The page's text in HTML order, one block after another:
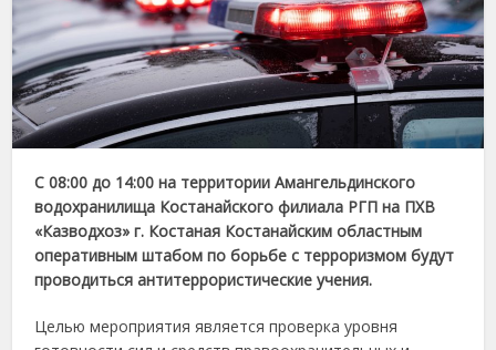
С 08:00 до 14:00 на территории Амангельдинского
водохранилища Костанайского филиала РГП на ПХВ
«Казводхоз» г. Костаная Костанайским областным
оперативным штабом по борьбе с терроризмом будут
проводиться антитеррористические учения.
Целью мероприятия является проверка уровня